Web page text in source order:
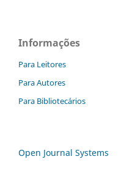
Informações
Para Leitores
Para Autores
Para Bibliotecários
Open Journal Systems